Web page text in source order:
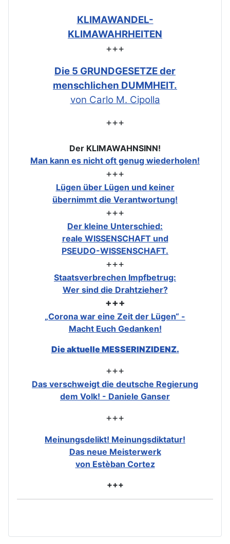
KLIMAWANDEL-
KLIMAWAHRHEITEN
+++
Die 5 GRUNDGESETZE der
menschlichen DUMMHEIT.
von Carlo M. Cipolla
+++
Der KLIMAWAHNSINN!
Man kann es nicht oft genug wiederholen!
+++
Lügen über Lügen und keiner
übernimmt die Verantwortung!
+++
Der kleine Unterschied:
reale WISSENSCHAFT und
PSEUDO-WISSENSCHAFT.
+++
Staatsverbrechen Impfbetrug:
Wer sind die Drahtzieher?
+++
„Corona war eine Zeit der Lügen“ -
Macht Euch Gedanken!
Die aktuelle MESSERINZIDENZ.
+++
Das verschweigt die deutsche Regierung
dem Volk! - Daniele Ganser
+++
Meinungsdelikt! Meinungsdiktatur!
Das neue Meisterwerk
von Estèban Cortez
+++